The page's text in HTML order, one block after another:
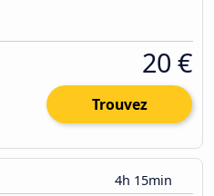
20 €
Trouvez
4h 15min